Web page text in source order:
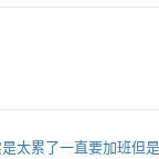
太累了一直要加班但